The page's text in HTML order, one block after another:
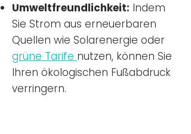
Umweltfreundlichkeit: Indem
Sie Strom aus erneuerbaren
Quellen wie Solarenergie oder
grüne Tarife nutzen, können Sie
Ihren ökologischen Fußabdruck
verringern.